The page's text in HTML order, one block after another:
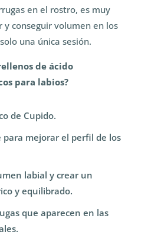
en el rostro, es muy
conseguir volumen en los
una única sesión.
de ácido
para labios?
de Cupido.
para mejorar el perfil de los
labial y crear un
y equilibrado.
que aparecen en las